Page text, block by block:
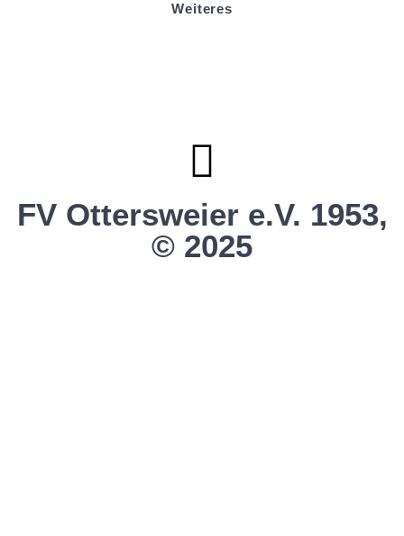
Weiteres
FV Ottersweier e.V. 1953,
© 2025